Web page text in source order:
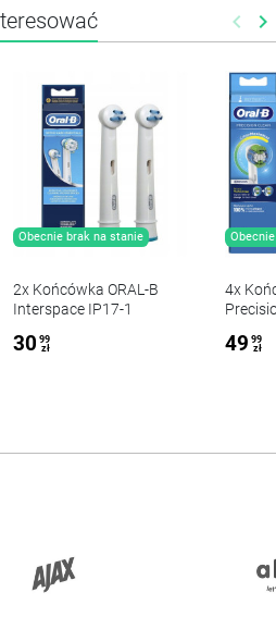
keyboard_arrow_left keyboard_arrow_right
Obecnie brak na stanie
2x Końcówka ORAL-B
Interspace IP17-1
30 99
zł
4x
49 99
zł